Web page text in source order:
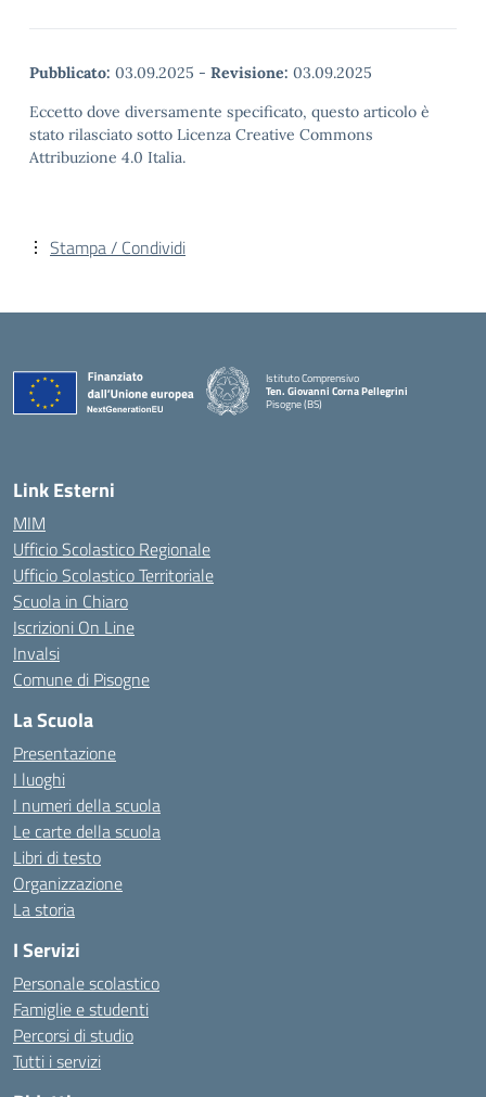
Pubblicato: 03.09.2025 - Revisione: 03.09.2025
Eccetto dove diversamente specificato, questo articolo è
stato rilasciato sotto Licenza Creative Commons
Attribuzione 4.0 Italia.
Stampa / Condividi
Istituto Comprensivo
Ten. Giovanni Corna Pellegrini
Pisogne (BS)
— Visita la pagina iniziale della scuola
Link Esterni
MIM
Ufficio Scolastico Regionale
Ufficio Scolastico Territoriale
Scuola in Chiaro
Iscrizioni On Line
Invalsi
Comune di Pisogne
La Scuola
Presentazione
I luoghi
I numeri della scuola
Le carte della scuola
Libri di testo
Organizzazione
La storia
I Servizi
Personale scolastico
Famiglie e studenti
Percorsi di studio
Tutti i servizi